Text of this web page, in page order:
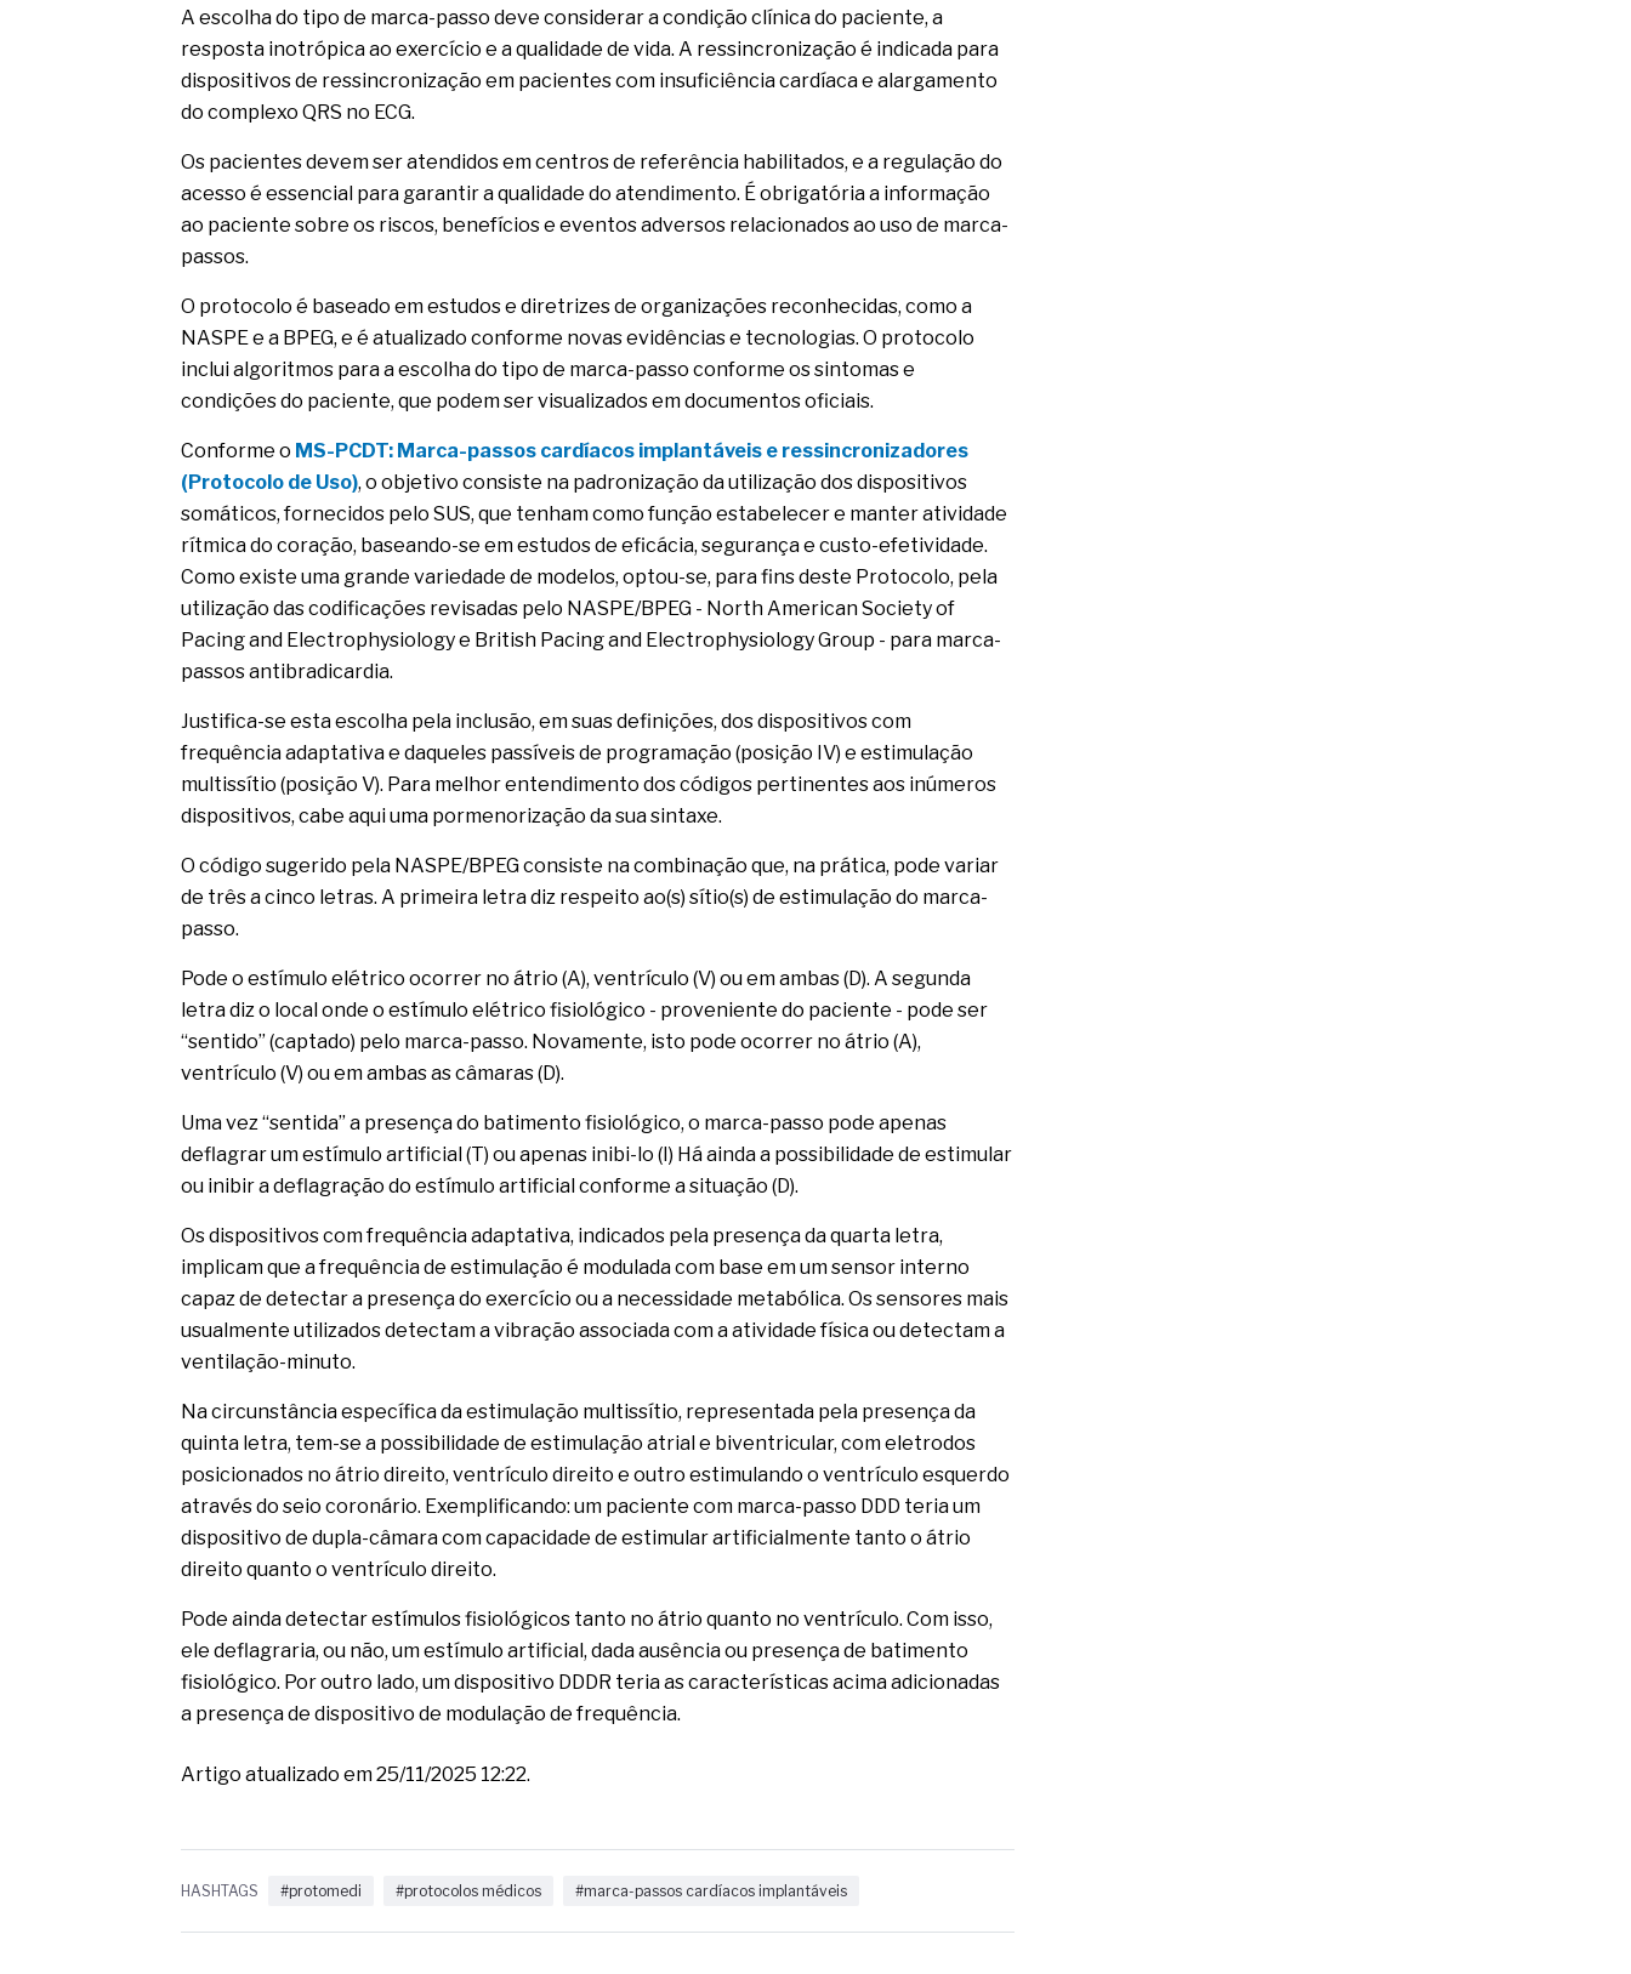
A escolha do tipo de marca-passo deve considerar a condição clínica do paciente, a
resposta inotrópica ao exercício e a qualidade de vida. A ressincronização é indicada para
dispositivos de ressincronização em pacientes com insuficiência cardíaca e alargamento
do complexo QRS no ECG.
Os pacientes devem ser atendidos em centros de referência habilitados, e a regulação do
acesso é essencial para garantir a qualidade do atendimento. É obrigatória a informação
ao paciente sobre os riscos, benefícios e eventos adversos relacionados ao uso de marca-
passos.
O protocolo é baseado em estudos e diretrizes de organizações reconhecidas, como a
NASPE e a BPEG, e é atualizado conforme novas evidências e tecnologias. O protocolo
inclui algoritmos para a escolha do tipo de marca-passo conforme os sintomas e
condições do paciente, que podem ser visualizados em documentos oficiais.
Conforme o MS-PCDT: Marca-passos cardíacos implantáveis e ressincronizadores
(Protocolo de Uso), o objetivo consiste na padronização da utilização dos dispositivos
somáticos, fornecidos pelo SUS, que tenham como função estabelecer e manter atividade
rítmica do coração, baseando-se em estudos de eficácia, segurança e custo-efetividade.
Como existe uma grande variedade de modelos, optou-se, para fins deste Protocolo, pela
utilização das codificações revisadas pelo NASPE/BPEG - North American Society of
Pacing and Electrophysiology e British Pacing and Electrophysiology Group - para marca-
passos antibradicardia.
Justifica-se esta escolha pela inclusão, em suas definições, dos dispositivos com
frequência adaptativa e daqueles passíveis de programação (posição IV) e estimulação
multissítio (posição V). Para melhor entendimento dos códigos pertinentes aos inúmeros
dispositivos, cabe aqui uma pormenorização da sua sintaxe.
O código sugerido pela NASPE/BPEG consiste na combinação que, na prática, pode variar
de três a cinco letras. A primeira letra diz respeito ao(s) sítio(s) de estimulação do marca-
passo.
Pode o estímulo elétrico ocorrer no átrio (A), ventrículo (V) ou em ambas (D). A segunda
letra diz o local onde o estímulo elétrico fisiológico - proveniente do paciente - pode ser
“sentido” (captado) pelo marca-passo. Novamente, isto pode ocorrer no átrio (A),
ventrículo (V) ou em ambas as câmaras (D).
Uma vez “sentida” a presença do batimento fisiológico, o marca-passo pode apenas
deflagrar um estímulo artificial (T) ou apenas inibi-lo (I) Há ainda a possibilidade de estimular
ou inibir a deflagração do estímulo artificial conforme a situação (D).
Os dispositivos com frequência adaptativa, indicados pela presença da quarta letra,
implicam que a frequência de estimulação é modulada com base em um sensor interno
capaz de detectar a presença do exercício ou a necessidade metabólica. Os sensores mais
usualmente utilizados detectam a vibração associada com a atividade física ou detectam a
ventilação-minuto.
Na circunstância específica da estimulação multissítio, representada pela presença da
quinta letra, tem-se a possibilidade de estimulação atrial e biventricular, com eletrodos
posicionados no átrio direito, ventrículo direito e outro estimulando o ventrículo esquerdo
através do seio coronário. Exemplificando: um paciente com marca-passo DDD teria um
dispositivo de dupla-câmara com capacidade de estimular artificialmente tanto o átrio
direito quanto o ventrículo direito.
Pode ainda detectar estímulos fisiológicos tanto no átrio quanto no ventrículo. Com isso,
ele deflagraria, ou não, um estímulo artificial, dada ausência ou presença de batimento
fisiológico. Por outro lado, um dispositivo DDDR teria as características acima adicionadas
a presença de dispositivo de modulação de frequência.
Artigo atualizado em 25/11/2025 12:22.
HASHTAGS #protomedi #protocolos médicos #marca-passos cardíacos implantáveis